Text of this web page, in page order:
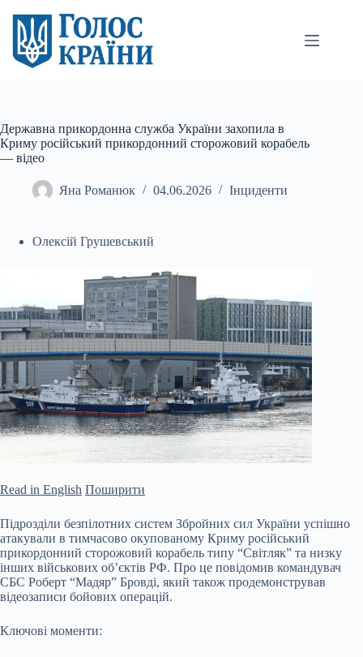
вмісту
Державна прикордонна служба України захопила в
Криму російський прикордонний сторожовий корабель
— відео
Яна Романюк 04.06.2026 Інциденти
Олексій Грушевський
Read in English Поширити
Підрозділи безпілотних систем Збройних сил України успішно
атакували в тимчасово окупованому Криму російський
прикордонний сторожовий корабель типу “Світляк” та низку
інших військових об’єктів РФ. Про це повідомив командувач
СБС Роберт “Мадяр” Бровді, який також продемонстрував
відеозаписи бойових операцій.
Ключові моменти: